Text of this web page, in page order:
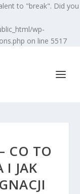
to "break". Did you
wp-
on line 5517
CO TO
I JAK